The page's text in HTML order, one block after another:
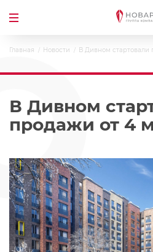
Главная Новости В Дивном
В Дивном
продажи от 4